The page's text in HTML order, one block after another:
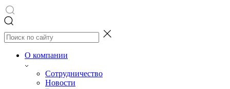
О компании
Сотрудничество
Новости